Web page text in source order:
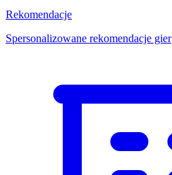
Rekomendacje
Spersonalizowane rekomendacje gier